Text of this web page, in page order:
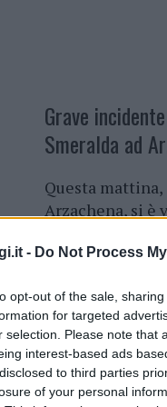
- Do Not Process
opt-out of the sale,
for targeted
selection. Please note that
interest-based ads
to third parties
of your personal
Grave
Smeralda ad
Questa
Arzachena, si
Costa Smeralda
carreggiata.
Il bilancio del
soccorsi dai
con cinque